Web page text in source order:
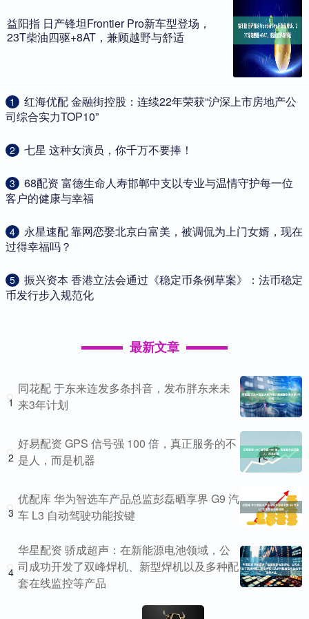
益阳指 日产锋坦Frontier Pro新车型登场，
23T柴油四驱+8AT，兼顾越野与舒适
1
​红海优配 金融街控股：连续22年荣获“沪深上市房地产公
司综合实力TOP10”
2 ​七星 这种女演员，你千万不要捧！
3
​68配资 富德生命人寿邯郸中支以专业与温情守护每一位
客户的健康与幸福
4
​永星速配 靠网恋娶北京白富美，被调侃为上门女婿，现在
过得幸福吗？
5
​振兴资本 香港立法会通过《稳定币条例草案》：法币稳定
币发行步入规范化
最新文章
1
同花配 于东来连发多条抖音，发布胖东来未
来3年计划
2
好易配资 GPS 信号强 100 倍，真正服务的不
是人，而是机器
3
优配库 华为智选车产品总监彭磊晒享界 G9 汽
车 L3 自动驾驶功能按键
4
华星配资 骄成超声：在新能源电池领域，公
司成功开发了双峰焊机、新型焊机以及多种配
套在线监控等产品